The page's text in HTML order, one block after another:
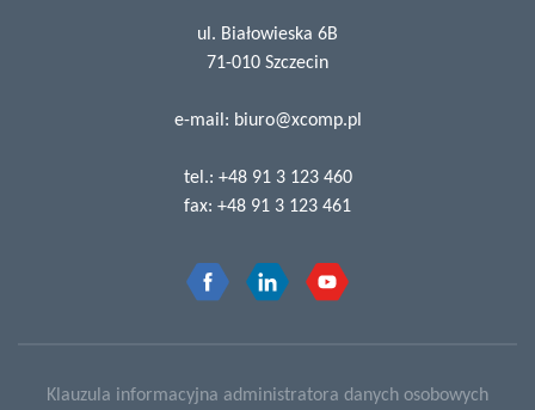
ul. Białowieska 6B
71-010 Szczecin
e-mail: biuro@xcomp.pl
tel.: +48 91 3 123 460
fax: +48 91 3 123 461
Klauzula informacyjna administratora danych osobowych